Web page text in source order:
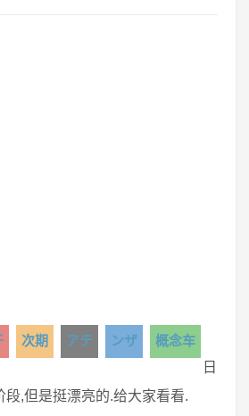
次期 アテ ンザ
概念车
日
段,但是挺漂亮的.给大家看看.